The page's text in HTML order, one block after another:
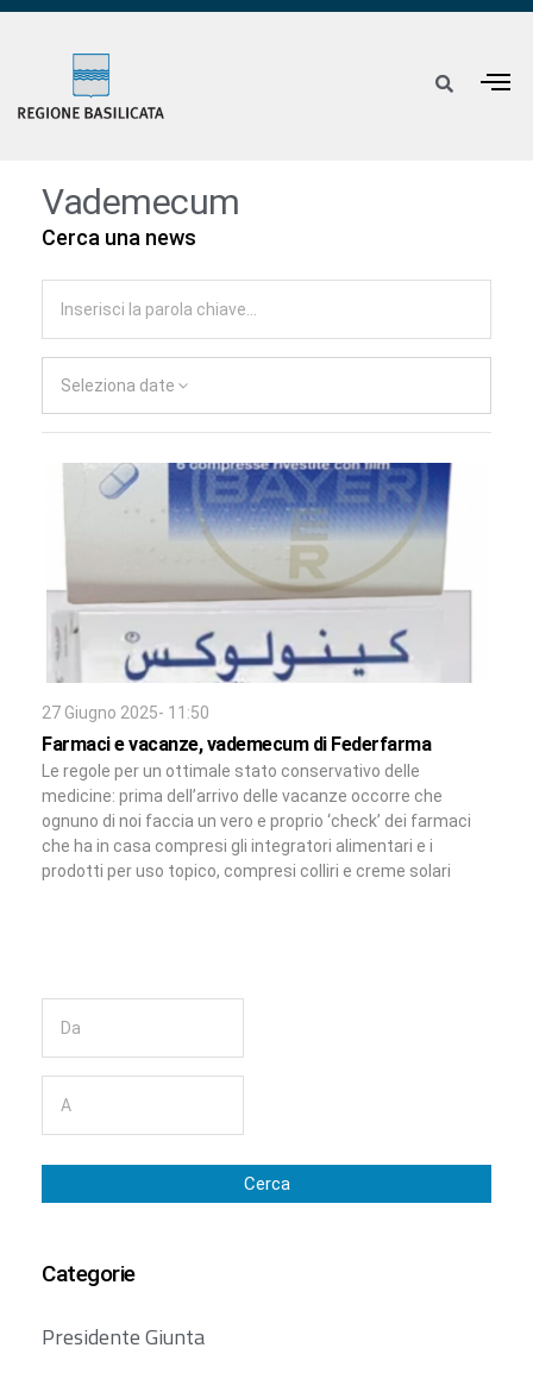
Vademecum
Cerca una news
Seleziona date
27 Giugno 2025- 11:50
Farmaci e vacanze, vademecum di Federfarma
Le regole per un ottimale stato conservativo delle
medicine: prima dell’arrivo delle vacanze occorre che
ognuno di noi faccia un vero e proprio ‘check’ dei farmaci
che ha in casa compresi gli integratori alimentari e i
prodotti per uso topico, compresi colliri e creme solari
Cerca
Categorie
Presidente Giunta